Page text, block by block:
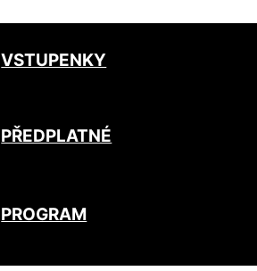
VSTUPENKY
PŘEDPLATNÉ
PROGRAM